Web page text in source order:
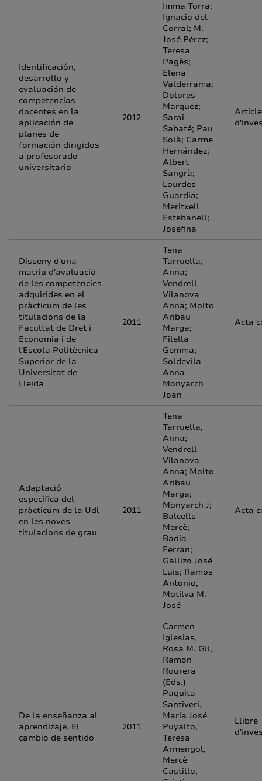
Identificación,
desarrollo y
evaluación de
competencias
docentes en la
aplicación de
planes de
formación dirigidos
a profesorado
universitario
2012
Imma Torra;
Ignacio del
Corral; M.
José Pérez;
Teresa
Pagès;
Elena
Valderrama;
Dolores
Marquez;
Sarai
Sabaté; Pau
Solà; Carme
Hernández;
Albert
Sangrà;
Lourdes
Guardia;
Meritxell
Estebanell;
Josefina
Article
Disseny d'una
matriu d'avaluació
de les competències
adquirides en el
pràcticum de les
titulacions de la
Facultat de Dret i
Economia i de
l'Escola Politècnica
Superior de la
Universitat de
Lleida
2011
Tena
Tarruella,
Anna;
Vendrell
Vilanova
Anna; Molto
Aribau
Marga;
Filella
Gemma;
Soldevila
Anna
Monyarch
Joan
Acta
Adaptació
específica del
pràcticum de la Udl
en les noves
titulacions de grau
2011
Tena
Tarruella,
Anna;
Vendrell
Vilanova
Anna; Molto
Aribau
Marga;
Monyarch J;
Balcells
Mercè;
Badia
Ferran;
Gallizo José
Luis; Ramos
Antonio,
Motilva M.
José
Acta
De la enseñanza al
aprendizaje. El
cambio de sentido
2011
Carmen
Iglesias,
Rosa M. Gil,
Ramon
Rourera
(Eds.)
Paquita
Santiveri,
Maria José
Puyalto,
Teresa
Armengol,
Mercè
Castillo,
Llibre